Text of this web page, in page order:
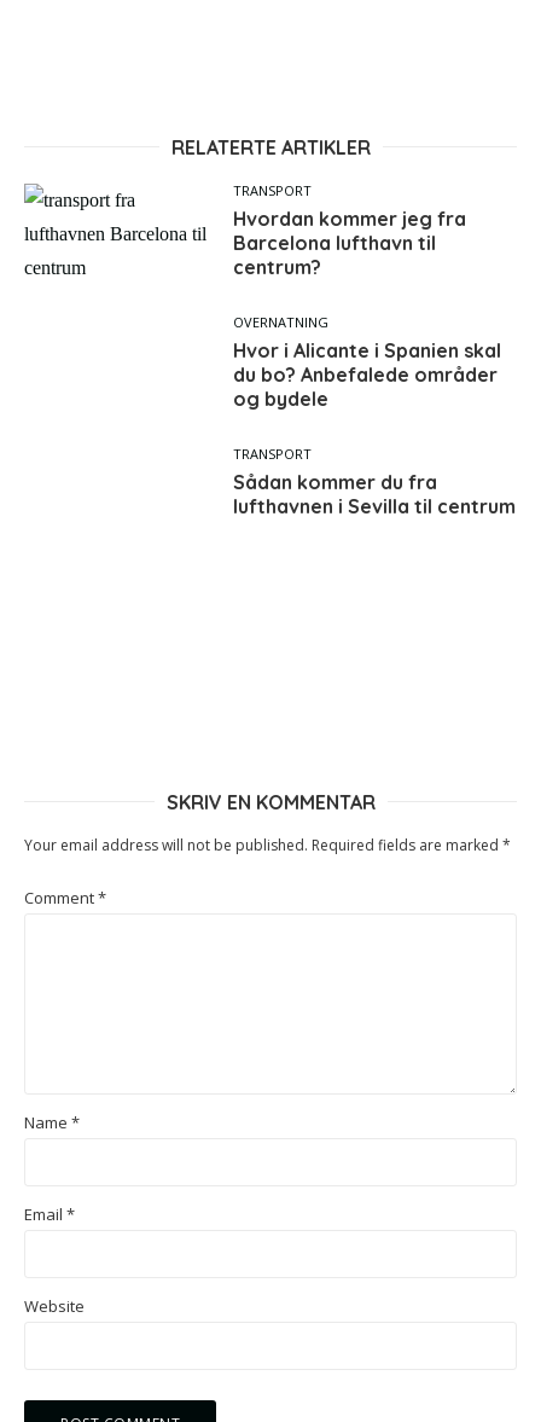
RELATERTE ARTIKLER
TRANSPORT
Hvordan kommer jeg fra
Barcelona lufthavn til
centrum?
OVERNATNING
Hvor i Alicante i Spanien skal
du bo? Anbefalede områder
og bydele
TRANSPORT
Sådan kommer du fra
lufthavnen i Sevilla til centrum
SKRIV EN KOMMENTAR
Your email address will not be published. Required fields are marked *
Comment*
Name *
Email *
Website